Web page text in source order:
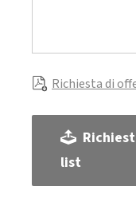
Richiesta di
list